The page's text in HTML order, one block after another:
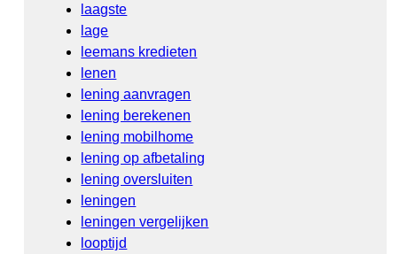
laagste
lage
leemans kredieten
lenen
lening aanvragen
lening berekenen
lening mobilhome
lening op afbetaling
lening oversluiten
leningen
leningen vergelijken
looptijd